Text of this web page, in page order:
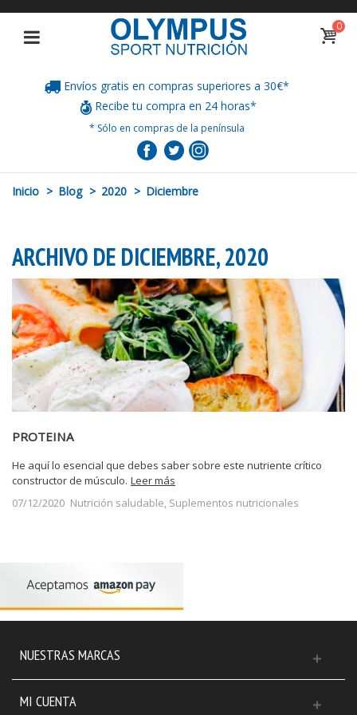
0
Envíos gratis en compras superiores a 30€*
Recibe tu compra en 24 horas*
* Sólo en compras de la península
Inicio > Blog > 2020 > Diciembre
ARCHIVO DE DICIEMBRE, 2020
PROTEINA
He aquí lo esencial que debes saber sobre este nutriente crítico
constructor de músculo. Leer más
07/12/2020 Nutrición saludable, Suplementos nutricionales
NUESTRAS MARCAS
MI CUENTA